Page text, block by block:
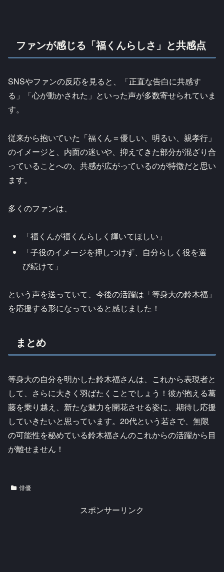
ファンが感じる「福くんらしさ」と共感点
SNSやファンの反応を見ると、「正直な告白に共感す
る」「心が動かされた」といった声が多数寄せられていま
す。
従来から抱いていた「福くん＝優しい、明るい、親孝行」
のイメージと、内面の迷いや、抑えてきた部分が混ざり合
っていることへの、共感が広がっているのが特徴だと思い
ます。
多くのファンは、
「福くんが福くんらしく輝いてほしい」
「子役のイメージを押しつけず、自分らしく役を選
び続けて」
という声を送っていて、今後の活躍は「等身大の鈴木福」
を応援する形になっていると感じました！
まとめ
等身大の自分を明かした鈴木福さんは、これから表現者と
して、さらに大きく羽ばたくことでしょう！彼が抱える葛
藤を乗り越え、新たな魅力を開花させる姿に、期待し応援
していきたいと思っています。20代という若さで、無限
の可能性を秘めている鈴木福さんのこれからの活躍から目
が離せません！
俳優
スポンサーリンク